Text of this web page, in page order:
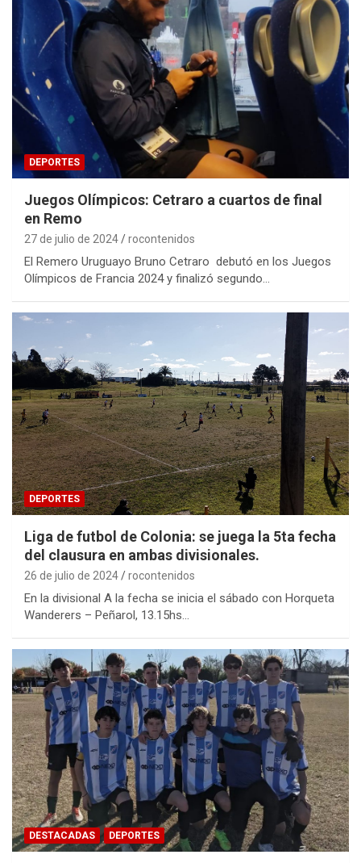
DEPORTES
Juegos Olímpicos: Cetraro a cuartos de final
en Remo
27 de julio de 2024 rocontenidos
El Remero Uruguayo Bruno Cetraro debutó en los Juegos
Olímpicos de Francia 2024 y finalizó segundo…
DEPORTES
Liga de futbol de Colonia: se juega la 5ta fecha
del clausura en ambas divisionales.
26 de julio de 2024 rocontenidos
En la divisional A la fecha se inicia el sábado con Horqueta
Wanderers – Peñarol, 13.15hs…
DESTACADAS DEPORTES